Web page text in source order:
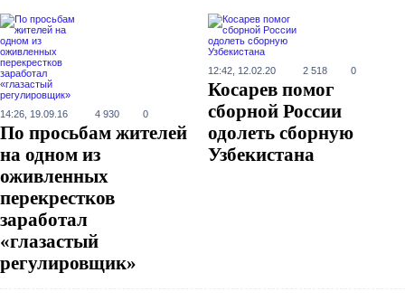
14:26, 19.09.16 4 930 0
По просьбам жителей
на одном из
оживленных
перекрестков
заработал
«глазастый
регулировщик»
12:42, 12.02.20 2 518 0
Косарев помог
сборной России
одолеть сборную
Узбекистана